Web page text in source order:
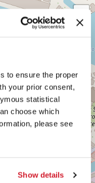
to ensure the proper
your prior consent,
statistical
choose which
please see
Show details
−